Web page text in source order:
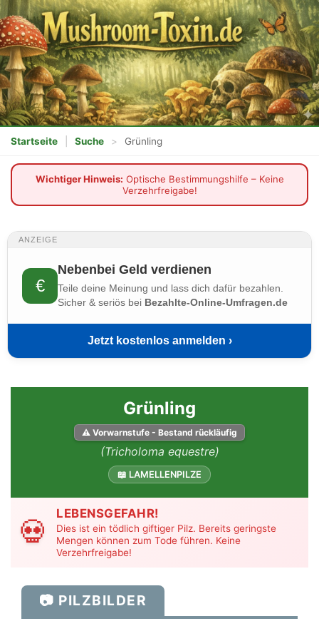
Startseite Suche > Grünling
Wichtiger Hinweis: Optische Bestimmungshilfe – Keine
Verzehrfreigabe!
ANZEIGE
€
Nebenbei Geld verdienen
Teile deine Meinung und lass dich dafür bezahlen.
Sicher & seriös bei Bezahlte-Online-Umfragen.de
Jetzt kostenlos anmelden ›
Grünling
⚠ Vorwarnstufe - Bestand rückläufig
(Tricholoma equestre)
📖 LAMELLENPILZE
💀
LEBENSGEFAHR!
Dies ist ein tödlich giftiger Pilz. Bereits geringste
Mengen können zum Tode führen. Keine
Verzehrfreigabe!
📷 PILZBILDER